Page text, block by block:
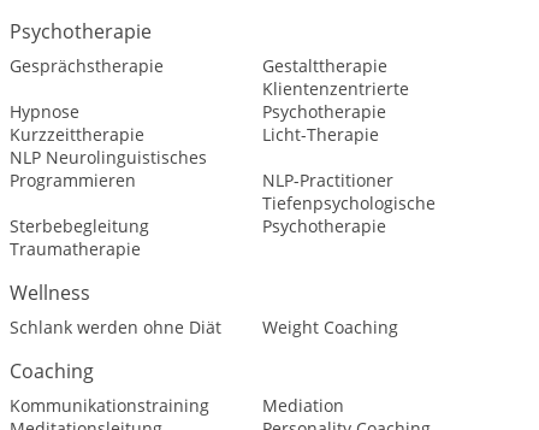
Psychotherapie
Gesprächstherapie
Gestalttherapie
Hypnose
Klientenzentrierte
Psychotherapie
Kurzzeittherapie
Licht-Therapie
NLP Neurolinguistisches
Programmieren
NLP-Practitioner
Sterbebegleitung
Tiefenpsychologische
Psychotherapie
Traumatherapie
Wellness
Schlank werden ohne Diät Weight Coaching
Coaching
Kommunikationstraining
Mediation